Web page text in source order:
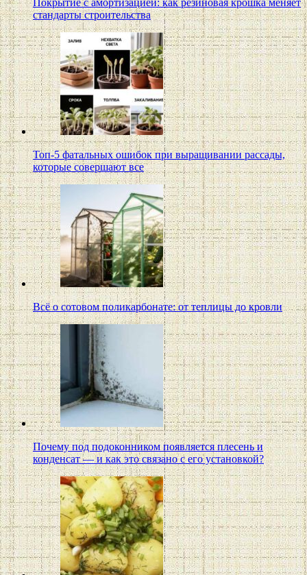
Покрытие с амортизацией: как резиновая крошка меняет
стандарты строительства
Топ-5 фатальных ошибок при выращивании рассады,
которые совершают все
Всё о сотовом поликарбонате: от теплицы до кровли
Почему под подоконником появляется плесень и
конденсат — и как это связано с его установкой?